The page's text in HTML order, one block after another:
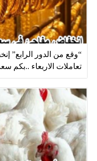
“وقع من الدور الرابع”
تعاملات الاربعاء ..بكم